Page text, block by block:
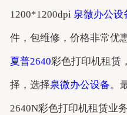
1200*1200dpi 泉微办公设
件，包维修，价格非常优惠
夏普2640彩色打印机租赁
择，选择泉微办公设备。
2640N彩色打印机租赁业